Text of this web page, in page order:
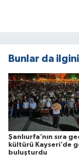
Bunlar da
Şanlıurfa’nın sıra
kültürü Kayseri’de
buluşturdu